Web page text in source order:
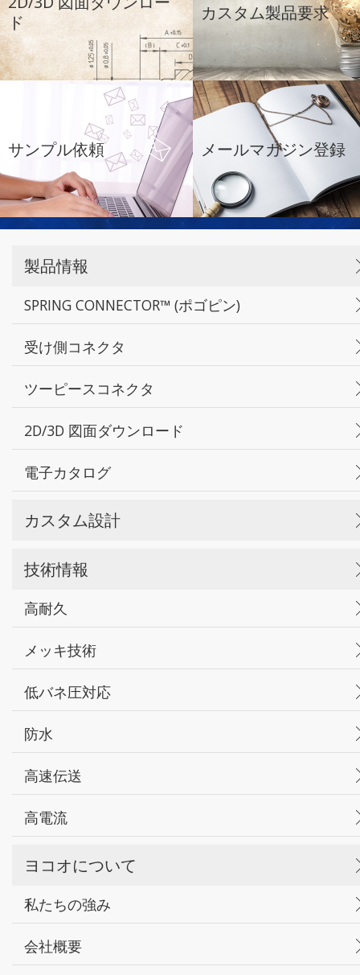
ド
カスタム製品要求
サンプル依頼 メールマガジン登録
製品情報
SPRING CONNECTOR™ (ポゴピン)
受け側コネクタ
ツーピースコネクタ
2D/3D 図面ダウンロード
電子カタログ
カスタム設計
技術情報
高耐久
メッキ技術
低バネ圧対応
防水
高速伝送
高電流
ヨコオについて
私たちの強み
会社概要